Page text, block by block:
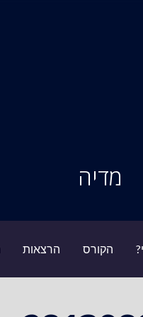
מדיה
הקורס הרצאות